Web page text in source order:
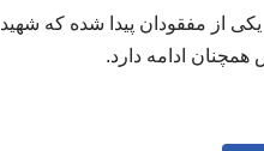
از مفقودان پیدا شده که شهید
ادامه دارد.